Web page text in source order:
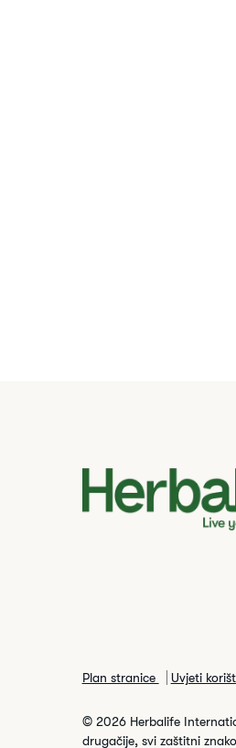
Plan stranice Uvjeti
© 2026 Herbalife
drugačije, svi zaštitni